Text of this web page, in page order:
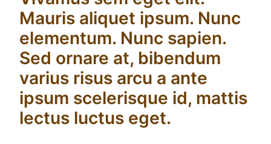
Mauris aliquet ipsum. Nunc
elementum. Nunc sapien.
Sed ornare at, bibendum
varius risus arcu a ante
ipsum scelerisque id, mattis
lectus luctus eget.